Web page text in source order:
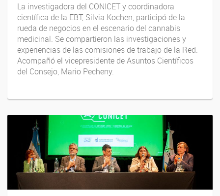
La investigadora del CONICET y coordinadora
científica de la EBT, Silvia Kochen, participó de la
rueda de negocios en el escenario del cannabis
medicinal. Se compartieron las investigaciones y
experiencias de las comisiones de trabajo de la Red.
Acompañó el vicepresidente de Asuntos Científicos
del Consejo, Mario Pecheny.